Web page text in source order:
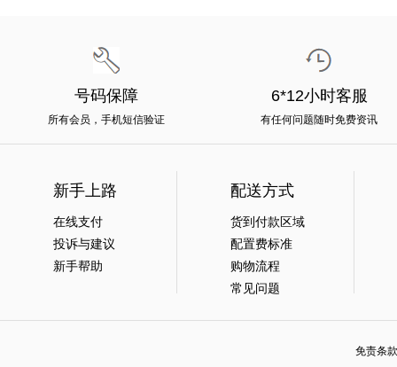
号码保障
所有会员，手机短信验证
6*12小时客服
有任何问题随时免费资讯
新手上路
在线支付
投诉与建议
新手帮助
配送方式
货到付款区域
配置费标准
购物流程
常见问题
免责条款